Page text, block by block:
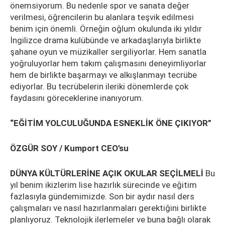
önemsiyorum. Bu nedenle spor ve sanata değer
verilmesi, öğrencilerin bu alanlara teşvik edilmesi
benim için önemli. Örneğin oğlum okulunda iki yıldır
İngilizce drama kulübünde ve arkadaşlarıyla birlikte
şahane oyun ve müzikaller sergiliyorlar. Hem sanatla
yoğruluyorlar hem takım çalışmasını deneyimliyorlar
hem de birlikte başarmayı ve alkışlanmayı tecrübe
ediyorlar. Bu tecrübelerin ileriki dönemlerde çok
faydasını göreceklerine inanıyorum.
“EĞİTİM YOLCULUĞUNDA ESNEKLİK ÖNE ÇIKIYOR”
ÖZGÜR SOY / Kumport CEO’su
DÜNYA KÜLTÜRLERİNE AÇIK OKULAR SEÇİLMELİ Bu
yıl benim ikizlerim lise hazırlık sürecinde ve eğitim
fazlasıyla gündemimizde. Son bir aydır nasıl ders
çalışmaları ve nasıl hazırlanmaları gerektiğini birlikte
planlıyoruz. Teknolojik ilerlemeler ve buna bağlı olarak